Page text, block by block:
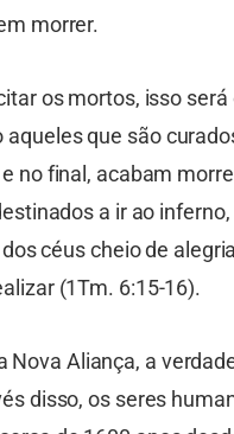
morrer.
os mortos, isso
que são
no final, acabam
a ir ao
céus cheio de
(1Tm. 6:15-16).
Nova Aliança, a
disso, os seres